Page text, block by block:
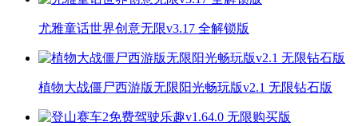
尤雅童话世界创意无限v3.17 全解锁版
植物大战僵尸西游版无限阳光畅玩版v2.1 无限钻石版